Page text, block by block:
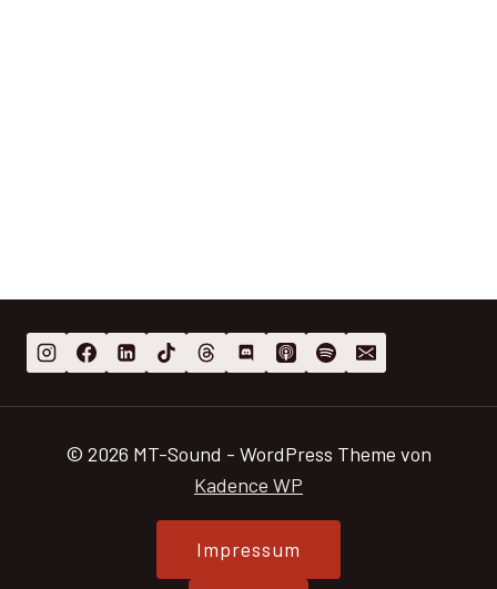
© 2026 MT-Sound - WordPress Theme von
Kadence WP
Impressum